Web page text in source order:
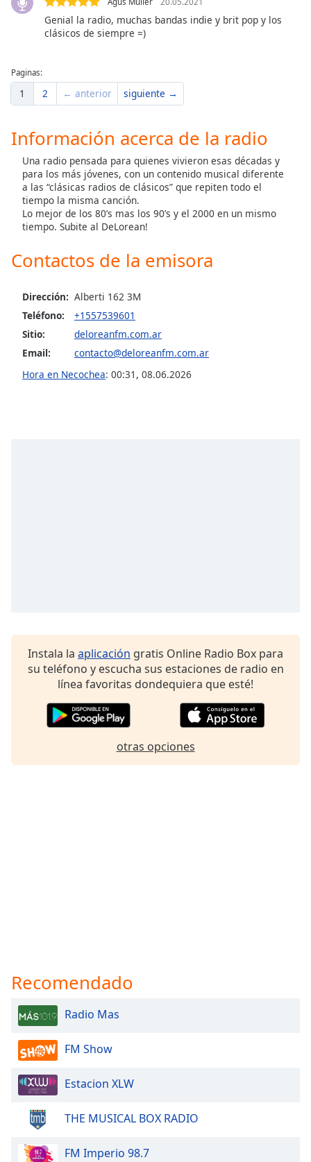
Genial la radio, muchas bandas indie y brit pop y los
clásicos de siempre =)
Paginas:
1 2 ← anterior siguiente →
Información acerca de la radio
Una radio pensada para quienes vivieron esas décadas y
para los más jóvenes, con un contenido musical diferente
a las “clásicas radios de clásicos” que repiten todo el
tiempo la misma canción.
Lo mejor de los 80’s mas los 90’s y el 2000 en un mismo
tiempo. Subite al DeLorean!
Contactos de la emisora
Dirección: Alberti 162 3M
Teléfono:
+1557539601
Sitio:
deloreanfm.com.ar
Email:
contacto@deloreanfm.com.ar
Hora en Necochea: 00:31 , 08.06.2026
Instala la aplicación gratis Online Radio Box para
su teléfono y escucha sus estaciones de radio en
línea favoritas dondequiera que esté!
otras opciones
Recomendado
Radio Mas
FM Show
Estacion XLW
THE MUSICAL BOX RADIO
FM Imperio 98.7